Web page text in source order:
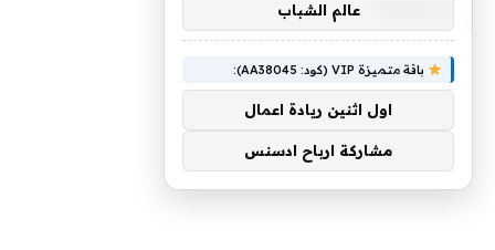
عالم الشباب
باقة متميزة VIP (كود: AA38045):
اول اثنين ريادة اعمال
مشاركة ارباح ادسنس